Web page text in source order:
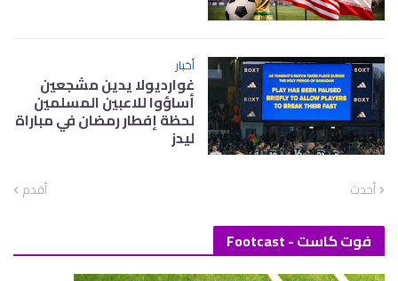
أخبار
غوارديولا يدين مشجعين
أساؤوا للاعبين المسلمين
لحظة إفطار رمضان في مباراة
ليدز
أحدث أقدم
فوت كاست - Footcast